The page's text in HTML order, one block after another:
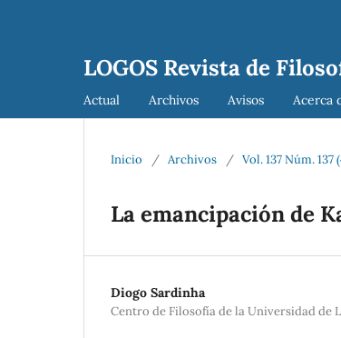
LOGOS Revista de
Actual Archivos Avisos Acerca
Inicio / Archivos / Vol. 137 Núm. 137
La emancipación de
Diogo Sardinha
Centro de Filosofía de la Universidad de